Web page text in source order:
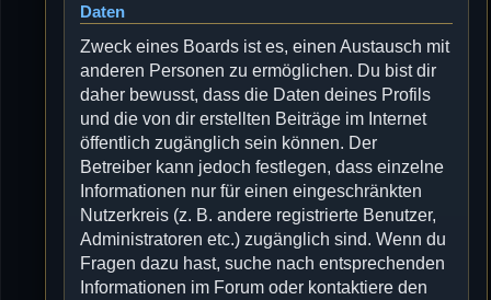
Daten
Zweck eines Boards ist es, einen Austausch mit
anderen Personen zu ermöglichen. Du bist dir
daher bewusst, dass die Daten deines Profils
und die von dir erstellten Beiträge im Internet
öffentlich zugänglich sein können. Der
Betreiber kann jedoch festlegen, dass einzelne
Informationen nur für einen eingeschränkten
Nutzerkreis (z. B. andere registrierte Benutzer,
Administratoren etc.) zugänglich sind. Wenn du
Fragen dazu hast, suche nach entsprechenden
Informationen im Forum oder kontaktiere den